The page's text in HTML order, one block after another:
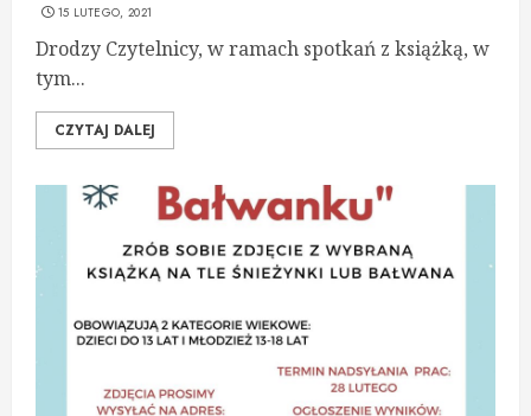
15 LUTEGO, 2021
Drodzy Czytelnicy, w ramach spotkań z książką, w
tym...
CZYTAJ DALEJ